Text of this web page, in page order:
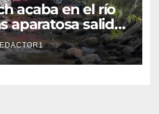
acaba en el río
aparatosa salida
la carretera